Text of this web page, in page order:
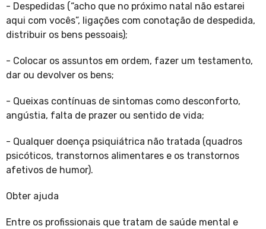
- Despedidas (“acho que no próximo natal não estarei
aqui com vocês”, ligações com conotação de despedida,
distribuir os bens pessoais);
- Colocar os assuntos em ordem, fazer um testamento,
dar ou devolver os bens;
- Queixas contínuas de sintomas como desconforto,
angústia, falta de prazer ou sentido de vida;
- Qualquer doença psiquiátrica não tratada (quadros
psicóticos, transtornos alimentares e os transtornos
afetivos de humor).
Obter ajuda
Entre os profissionais que tratam de saúde mental e